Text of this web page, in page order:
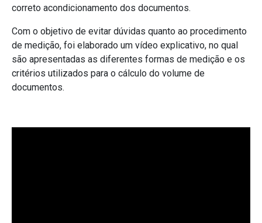
correto acondicionamento dos documentos.
Com o objetivo de evitar dúvidas quanto ao procedimento
de medição, foi elaborado um vídeo explicativo, no qual
são apresentadas as diferentes formas de medição e os
critérios utilizados para o cálculo do volume de
documentos.